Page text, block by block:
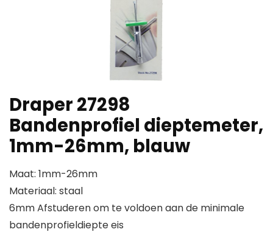
Draper 27298
Bandenprofiel dieptemeter,
1mm-26mm, blauw
Maat: 1mm-26mm
Materiaal: staal
6mm Afstuderen om te voldoen aan de minimale
bandenprofieldiepte eis